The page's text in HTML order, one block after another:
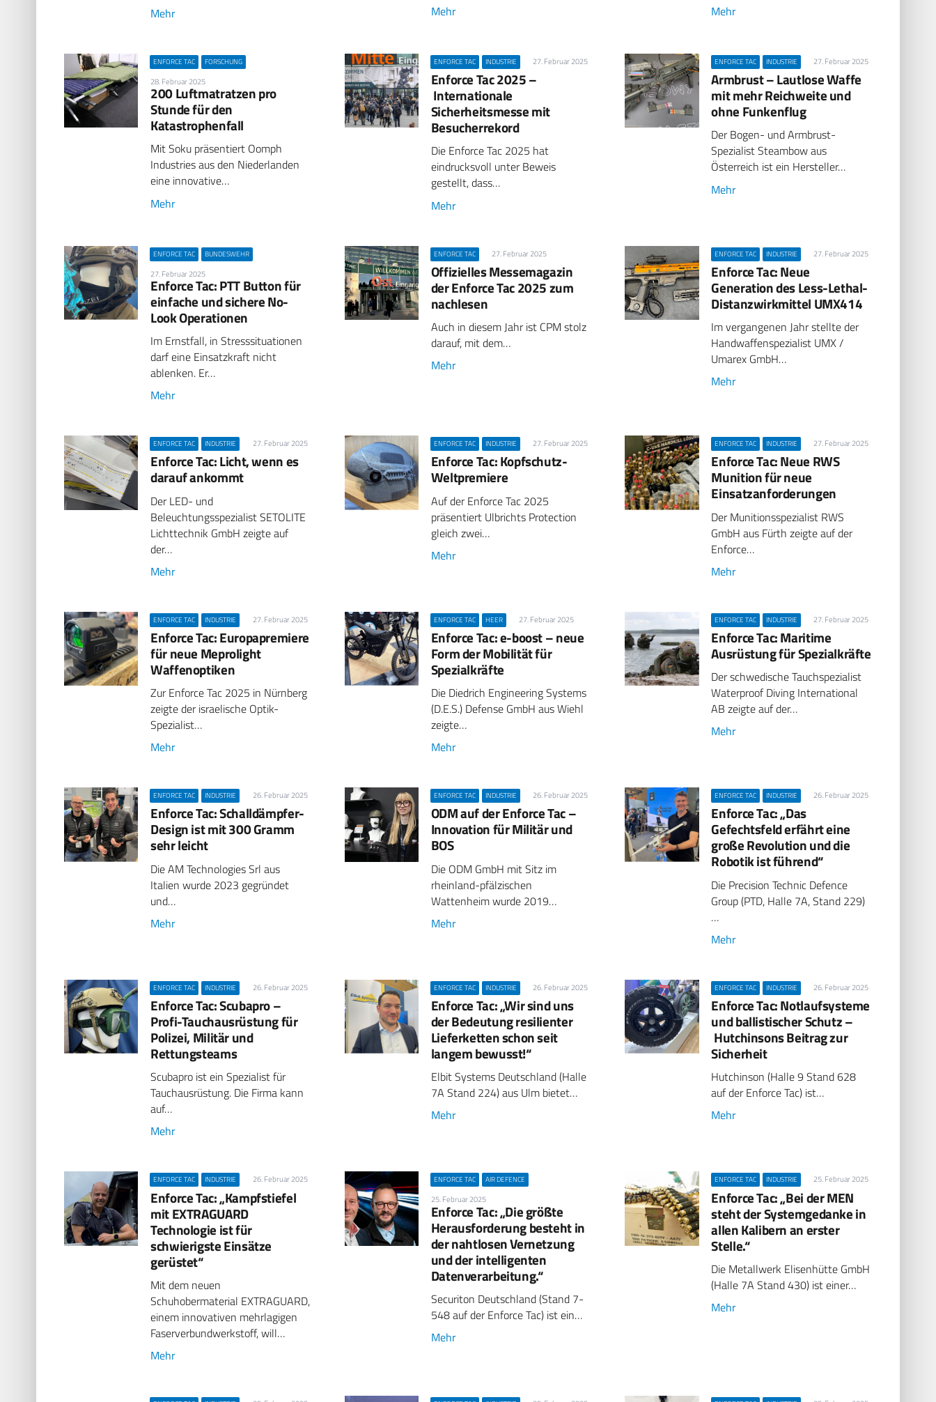
Mehr
Mehr
Mehr
ENFORCE TAC FORSCHUNG
28. Februar 2025
200 Luftmatratzen pro
Stunde für den
Katastrophenfall
Mit Soku präsentiert Oomph
Industries aus den Niederlanden
eine innovative…
Mehr
ENFORCE TAC INDUSTRIE 27. Februar 2025
Enforce Tac 2025 –
Internationale
Sicherheitsmesse mit
Besucherrekord
Die Enforce Tac 2025 hat
eindrucksvoll unter Beweis
gestellt, dass…
Mehr
ENFORCE TAC INDUSTRIE 27. Februar 2025
Armbrust – Lautlose Waffe
mit mehr Reichweite und
ohne Funkenflug
Der Bogen- und Armbrust-
Spezialist Steambow aus
Österreich ist ein Hersteller…
Mehr
ENFORCE TAC BUNDESWEHR
27. Februar 2025
Enforce Tac: PTT Button für
einfache und sichere No-
Look Operationen
Im Ernstfall, in Stresssituationen
darf eine Einsatzkraft nicht
ablenken. Er…
Mehr
ENFORCE TAC 27. Februar 2025
Offizielles Messemagazin
der Enforce Tac 2025 zum
nachlesen
Auch in diesem Jahr ist CPM stolz
darauf, mit dem…
Mehr
ENFORCE TAC INDUSTRIE 27. Februar 2025
Enforce Tac: Neue
Generation des Less-Lethal-
Distanzwirkmittel UMX414
Im vergangenen Jahr stellte der
Handwaffenspezialist UMX /
Umarex GmbH…
Mehr
ENFORCE TAC INDUSTRIE 27. Februar 2025
Enforce Tac: Licht, wenn es
darauf ankommt
Der LED- und
Beleuchtungsspezialist SETOLITE
Lichttechnik GmbH zeigte auf
der…
Mehr
ENFORCE TAC INDUSTRIE 27. Februar 2025
Enforce Tac: Kopfschutz-
Weltpremiere
Auf der Enforce Tac 2025
präsentiert Ulbrichts Protection
gleich zwei…
Mehr
ENFORCE TAC INDUSTRIE 27. Februar 2025
Enforce Tac: Neue RWS
Munition für neue
Einsatzanforderungen
Der Munitionsspezialist RWS
GmbH aus Fürth zeigte auf der
Enforce…
Mehr
ENFORCE TAC INDUSTRIE 27. Februar 2025
Enforce Tac: Europapremiere
für neue Meprolight
Waffenoptiken
Zur Enforce Tac 2025 in Nürnberg
zeigte der israelische Optik-
Spezialist…
Mehr
ENFORCE TAC HEER 27. Februar 2025
Enforce Tac: e-boost – neue
Form der Mobilität für
Spezialkräfte
Die Diedrich Engineering Systems
(D.E.S.) Defense GmbH aus Wiehl
zeigte…
Mehr
ENFORCE TAC INDUSTRIE 27. Februar 2025
Enforce Tac: Maritime
Ausrüstung für Spezialkräfte
Der schwedische Tauchspezialist
Waterproof Diving International
AB zeigte auf der…
Mehr
ENFORCE TAC INDUSTRIE 26. Februar 2025
Enforce Tac: Schalldämpfer-
Design ist mit 300 Gramm
sehr leicht
Die AM Technologies Srl aus
Italien wurde 2023 gegründet
und…
Mehr
ENFORCE TAC INDUSTRIE 26. Februar 2025
ODM auf der Enforce Tac –
Innovation für Militär und
BOS
Die ODM GmbH mit Sitz im
rheinland-pfälzischen
Wattenheim wurde 2019…
Mehr
ENFORCE TAC INDUSTRIE 26. Februar 2025
Enforce Tac: „Das
Gefechtsfeld erfährt eine
große Revolution und die
Robotik ist führend“
Die Precision Technic Defence
Group (PTD, Halle 7A, Stand 229)
…
Mehr
ENFORCE TAC INDUSTRIE 26. Februar 2025
Enforce Tac: Scubapro –
Profi-Tauchausrüstung für
Polizei, Militär und
Rettungsteams
Scubapro ist ein Spezialist für
Tauchausrüstung. Die Firma kann
auf…
Mehr
ENFORCE TAC INDUSTRIE 26. Februar 2025
Enforce Tac: „Wir sind uns
der Bedeutung resilienter
Lieferketten schon seit
langem bewusst!“
Elbit Systems Deutschland (Halle
7A Stand 224) aus Ulm bietet…
Mehr
ENFORCE TAC INDUSTRIE 26. Februar 2025
Enforce Tac: Notlaufsysteme
und ballistischer Schutz –
Hutchinsons Beitrag zur
Sicherheit
Hutchinson (Halle 9 Stand 628
auf der Enforce Tac) ist…
Mehr
ENFORCE TAC INDUSTRIE 26. Februar 2025
Enforce Tac: „Kampfstiefel
mit EXTRAGUARD
Technologie ist für
schwierigste Einsätze
gerüstet“
Mit dem neuen
Schuhobermaterial EXTRAGUARD,
einem innovativen mehrlagigen
Faserverbundwerkstoff, will…
Mehr
ENFORCE TAC AIR DEFENCE
25. Februar 2025
Enforce Tac: „Die größte
Herausforderung besteht in
der nahtlosen Vernetzung
und der intelligenten
Datenverarbeitung.“
Securiton Deutschland (Stand 7-
548 auf der Enforce Tac) ist ein…
Mehr
ENFORCE TAC INDUSTRIE 25. Februar 2025
Enforce Tac: „Bei der MEN
steht der Systemgedanke in
allen Kalibern an erster
Stelle.“
Die Metallwerk Elisenhütte GmbH
(Halle 7A Stand 430) ist einer…
Mehr